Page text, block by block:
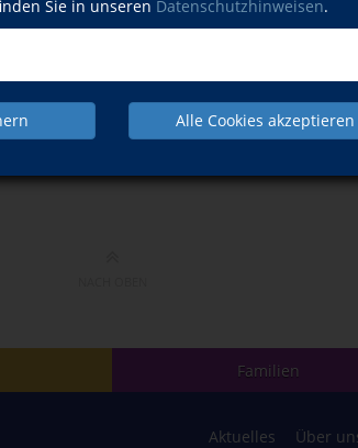
Sie in unseren Datenschutzhinweisen.
Alle Cookies akzeptieren
mit *
Familien
Aktuelles Über